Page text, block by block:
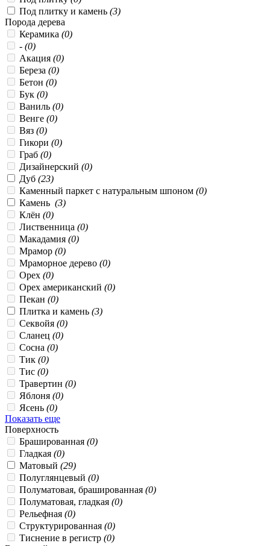
Под плитку и камень (3)
Порода дерева
Керамика (0)
- (0)
Акация (0)
Береза (0)
Бетон (0)
Бук (0)
Ваниль (0)
Венге (0)
Вяз (0)
Гикори (0)
Граб (0)
Дизайнерский (0)
Дуб (23)
Каменный паркет с натуральным шпоном (0)
Камень (3)
Клён (0)
Лиственница (0)
Макадамия (0)
Мрамор (0)
Мраморное дерево (0)
Орех (0)
Орех американский (0)
Пекан (0)
Плитка и камень (3)
Секвойя (0)
Сланец (0)
Сосна (0)
Тик (0)
Тис (0)
Травертин (0)
Яблоня (0)
Ясень (0)
Показать еще
Поверхность
Брашированная (0)
Гладкая (0)
Матовый (29)
Полуглянцевый (0)
Полуматовая, брашированная (0)
Полуматовая, гладкая (0)
Рельефная (0)
Структурированная (0)
Тиснение в регистр (0)